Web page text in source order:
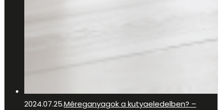
2024.07.25.Méreganyagok a kutyaeledelben? –